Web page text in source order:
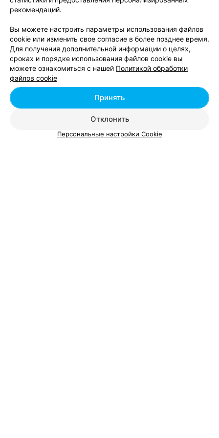
Вам будет интересно
Фитнес для мужчин в Беларуси
Спорт и фитнес в Беларуси
рекомендаций.
Вы можете настроить параметры использования файлов
cookie или изменить свое согласие в более позднее время.
Для получения дополнительной информации о целях,
сроках и порядке использования файлов cookie вы
можете ознакомиться с нашей Политикой обработки
файлов cookie
Отклонить
Принять
Персональные настройки Cookie